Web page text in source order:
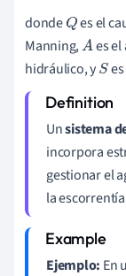
dondeQ es el
Manning,A es
hidráulico, yS
Unsistema
incorpora
gestionar el
la
Ejemplo: En